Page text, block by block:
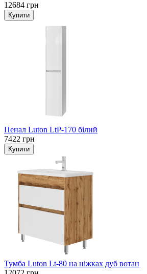
12684 грн
Пенал Luton LtP-170 білий
7422 грн
Тумба Luton Lt-80 на ніжках дуб вотан